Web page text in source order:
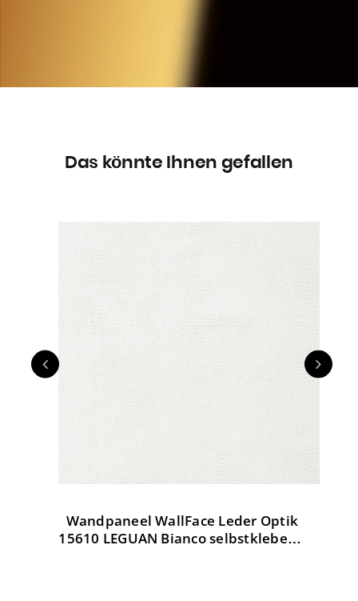
Das könnte Ihnen gefallen
Wandpaneel WallFace Leder Optik
15610 LEGUAN Bianco selbstklebend